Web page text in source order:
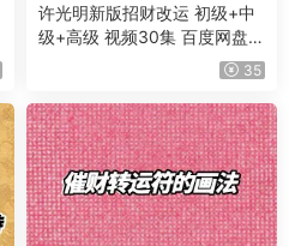
许光明新版招财改运 初级+中
级+高级 视频30集 百度网盘分
35